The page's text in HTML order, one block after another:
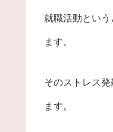
就職活動とい
ます。
そのストレス
ます。